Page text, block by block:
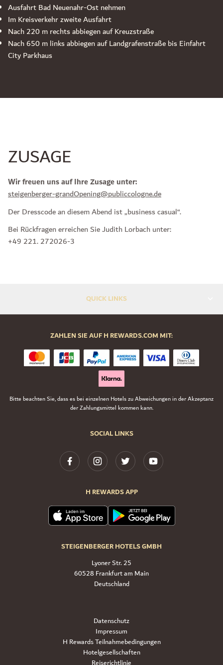
Ausfahrt Bad Neuenahr-Ost nehmen
Im Kreisverkehr zweite Ausfahrt
Nach 220 m rechts abbiegen auf Kreuzstraße
Nach 650 m links abbiegen auf Landgrafenstraße bis Einfahrt
City Parkhaus
ZUSAGE
Wir freuen uns auf Ihre Zusage unter:
steigenberger-grandOpening@publiccologne.de
Der Dresscode an diesem Abend ist „business casual“.
Bei Rückfragen erreichen Sie Judith Lorbach unter:
+49 221. 272026-3
QUICK LINKS
SOCIAL LINKS
H REWARDS APP
STEIGENBERGER HOTELS GMBH
Lyoner Str. 25
60528 Frankfurt am Main
Deutschland
ZAHLEN SIE AUF H REWARDS.COM MIT:
Bitte beachten Sie, dass es bei einzelnen Hotels zu Abweichungen in der Akzeptanz
der Zahlungsmittel kommen kann.
Datenschutz
Impressum
H Rewards Teilnahmebedingungen
Hotelgesellschaften